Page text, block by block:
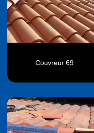
Couvreur 69